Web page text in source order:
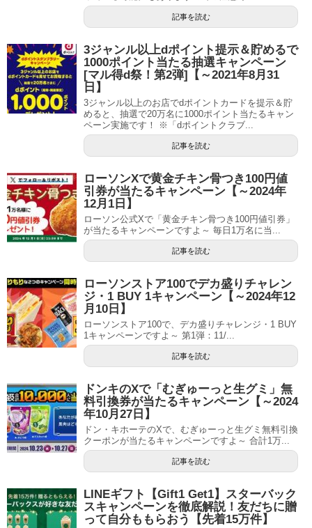
記事を読む
3ジャンル以上dポイント提示＆貯めるで
1000ポイント当たる抽選キャンペーン
[マル得d祭！第2弾]【～2021年8月31
日】
3ジャンル以上のお店でdポイントカードを提示＆貯
めると、抽選で20万名に1000ポイント当たるキャン
ペーン実施です！ ※「dポイントクラブ...
記事を読む
ローソンXで黄金チキン骨つき100円値
引券が当たるキャンペーン【～2024年
12月1日】
ローソン公式Xで「黄金チキン骨つき100円値引券」
が当たるキャンペーンですよ～ 毎日1万名に当...
記事を読む
ローソンストア100でデカ盛りチャレン
ジ・1 BUY 1キャンペーン【～2024年12
月10日】
ローソンストア100で、デカ盛りチャレンジ・1 BUY
1キャンペーンですよ～ 第1弾：11/...
記事を読む
ドンキのXで「むぎゅーっと生グミ」無
料引換券が当たるキャンペーン【～2024
年10月27日】
ドン・キホーテのXで、むぎゅーっと生グミ無料引換
クーポンが当たるキャンペーンですよ～ 合計1万...
記事を読む
LINEギフト【Gift1 Get1】スターバック
スキャンペーンを徹底解説！友だちに贈
って自分ももらおう【先着15万件】